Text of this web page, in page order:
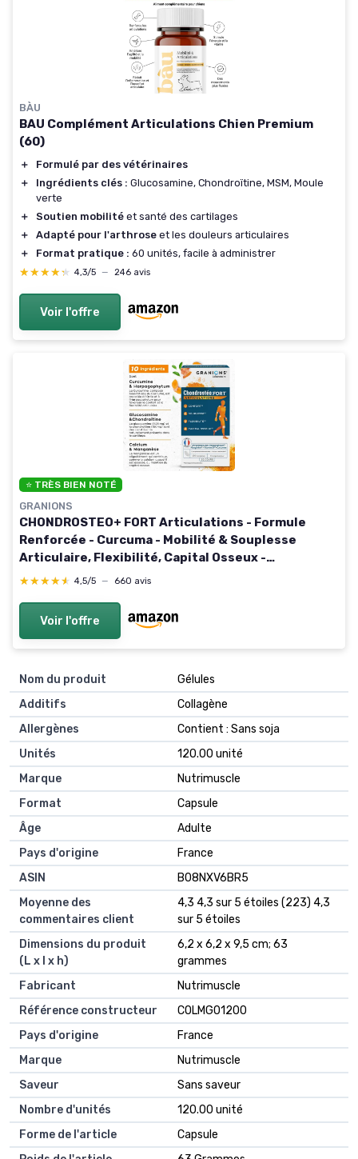
BÀU
BAU Complément Articulations Chien Premium
(60)
＋
Formulé par des vétérinaires
＋
Ingrédients clés : Glucosamine, Chondroïtine, MSM, Moule
verte
＋
Soutien mobilité et santé des cartilages
＋
Adapté pour l'arthrose et les douleurs articulaires
＋
Format pratique : 60 unités, facile à administrer
★★★★★
★★★★★ 4,3/5 — 246 avis
Voir l'offre
⭐ TRÈS BIEN NOTÉ
GRANIONS
CHONDROSTEO+ FORT Articulations - Formule
Renforcée - Curcuma - Mobilité & Souplesse
Articulaire, Flexibilité, Capital Osseux -
Glucosamine, Chondroïtine, MSM, Curcuma - 120
★★★★★
★★★★★ 4,5/5 — 660 avis
Voir l'offre
Nom du produit
‎Gélules
Additifs
‎Collagène
Allergènes
‎Contient : Sans soja
Unités
‎120.00 unité
Marque
‎Nutrimuscle
Format
‎Capsule
Âge
‎Adulte
Pays d'origine
‎France
ASIN
B08NXV6BR5
Moyenne des
commentaires client
4,3 4,3 sur 5 étoiles (223) 4,3
sur 5 étoiles
Dimensions du produit
(L x l x h)
6,2 x 6,2 x 9,5 cm; 63
grammes
Fabricant
Nutrimuscle
Référence constructeur
COLMG01200
Pays d'origine
France
Marque
Nutrimuscle
Saveur
Sans saveur
Nombre d'unités
120.00 unité
Forme de l'article
Capsule